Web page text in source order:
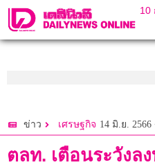
10
ข่าว เศรษฐกิจ 14 มิ.ย. 2566
ตลท. เตือนระวังล